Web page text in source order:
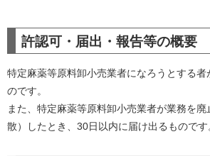
許認可・届出・報告等の概要
特定麻薬等原料卸小売業者になろうとする者
のです。
また、特定麻薬等原料卸小売業者が業務を
散）したとき、30日以内に届け出るものです